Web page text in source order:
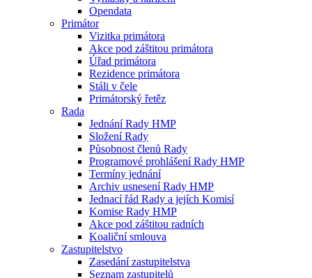
Opendata
Primátor
Vizitka primátora
Akce pod záštitou primátora
Úřad primátora
Rezidence primátora
Stáli v čele
Primátorský řetěz
Rada
Jednání Rady HMP
Složení Rady
Působnost členů Rady
Programové prohlášení Rady HMP
Termíny jednání
Archiv usnesení Rady HMP
Jednací řád Rady a jejích Komisí
Komise Rady HMP
Akce pod záštitou radních
Koaliční smlouva
Zastupitelstvo
Zasedání zastupitelstva
Seznam zastupitelů